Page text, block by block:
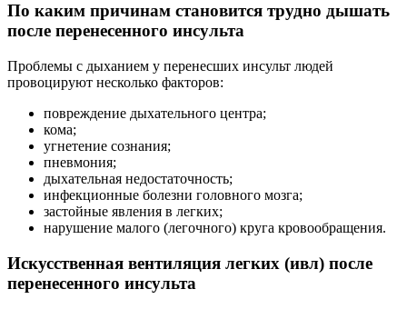
По каким причинам становится трудно дышать
после перенесенного инсульта
Проблемы с дыханием у перенесших инсульт людей
провоцируют несколько факторов:
повреждение дыхательного центра;
кома;
угнетение сознания;
пневмония;
дыхательная недостаточность;
инфекционные болезни головного мозга;
застойные явления в легких;
нарушение малого (легочного) круга кровообращения.
Искусственная вентиляция легких (ивл) после
перенесенного инсульта